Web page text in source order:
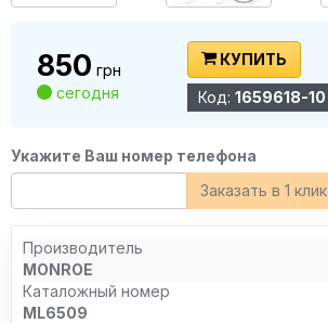
850 грн
сегодня
КУПИТЬ
Код: 1659618-10
Укажите Ваш номер телефона
Заказать в 1 клик
Производитель
MONROE
Каталожный номер
ML6509